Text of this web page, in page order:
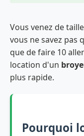
Vous venez de
vous ne savez pas
que de faire 10
location d'un
plus rapide.
Pourquoi